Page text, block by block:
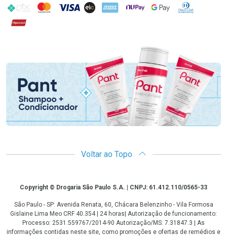
PIX MasterCard
VISA ELO AMEX NuPay Google PayDiners Club
Hipercard
Promoção em Destaque
Voltar ao Topo
CopyrightCopyright © Drogaria São Paulo S.A. | CNPJ: 61.412.110/0565-33
São Paulo - SP: Avenida Renata, 60, Chácara Belenzinho - Vila Formosa
Gislaine Lima Meo CRF 40.354 | 24 horas| Autorização de funcionamento:
Processo: 2531.559767/2014-90 Autorização/MS: 7.31847.3 | As
informações contidas neste site, como promoções e ofertas de remédios e